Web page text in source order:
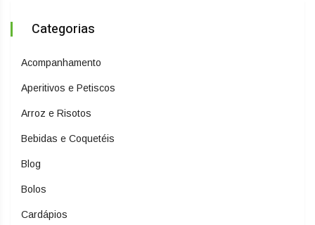
Categorias
Acompanhamento
Aperitivos e Petiscos
Arroz e Risotos
Bebidas e Coquetéis
Blog
Bolos
Cardápios